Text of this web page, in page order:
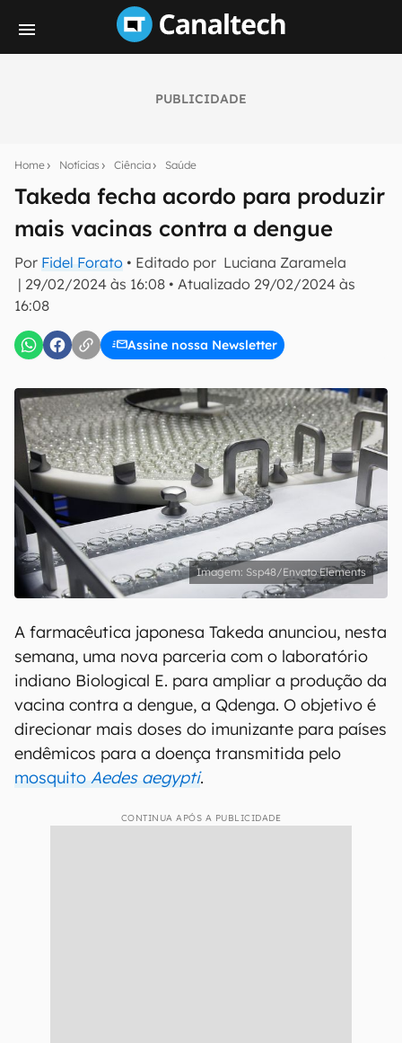
PUBLICIDADE
Home Notícias Ciência Saúde
Takeda fecha acordo para produzir
mais vacinas contra a dengue
Por Fidel Forato • Editado por Luciana Zaramela
| 29/02/2024 às 16:08 • Atualizado 29/02/2024 às
16:08
Assine nossa Newsletter
notícias e reviews sobre tecnologia em primeira
mão.
E-mail
Confirmo que li, aceito e concordo com os
Ssp48/Envato Elements
A farmacêutica japonesa Takeda anunciou, nesta
semana, uma nova parceria com o laboratório
indiano Biological E. para ampliar a produção da
vacina contra a dengue, a Qdenga. O objetivo é
direcionar mais doses do imunizante para países
endêmicos para a doença transmitida pelo
mosquito Aedes aegypti.
CONTINUA APÓS A PUBLICIDADE